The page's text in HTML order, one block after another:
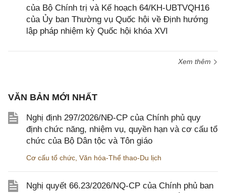
của Bộ Chính trị và Kế hoạch 64/KH-UBTVQH16
của Ủy ban Thường vụ Quốc hội về Định hướng
lập pháp nhiệm kỳ Quốc hội khóa XVI
Xem thêm
VĂN BẢN MỚI NHẤT
Nghị định 297/2026/NĐ-CP của Chính phủ quy
định chức năng, nhiệm vụ, quyền hạn và cơ cấu tổ
chức của Bộ Dân tộc và Tôn giáo
Cơ cấu tổ chức Văn hóa-Thể thao-Du lịch
Nghị quyết 66.23/2026/NQ-CP của Chính phủ ban